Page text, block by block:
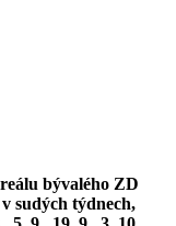
bývalého ZD
sudých týdnech,